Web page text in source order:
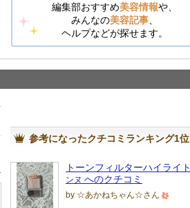
編集部おすすめ美容情報や、
みんなの美容記事
ヘルプなどが探せます。
参考になったクチコミランキング1位
トーンフィルターハイライト
ンヌ へのクチコミ
by ☆あかねちゃん☆さん